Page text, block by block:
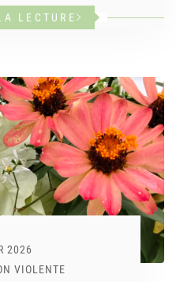
LECTURE
2026
VIOLENTE